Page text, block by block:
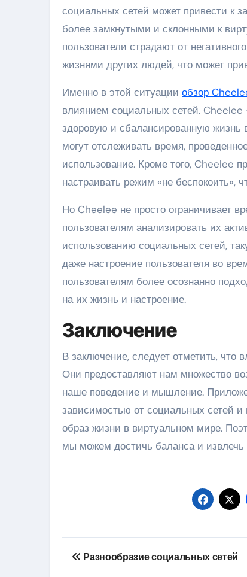
социальных сетей может привести к
более замкнутыми и склонными к
пользователи страдают от
жизнями других людей, что может
Именно в этой ситуации обзор
влиянием социальных сетей. Cheelee
здоровую и сбалансированную жизнь
могут отслеживать время,
использование. Кроме того, Cheelee
настраивать режим «не беспокоить»,
Но Cheelee не просто ограничивает
пользователям анализировать их
использованию социальных сетей,
даже настроение пользователя во
пользователям более осознанно
на их жизнь и настроение.
Заключение
В заключение, следует отметить, что
Они предоставляют нам множество
наше поведение и мышление.
зависимостью от социальных сетей и
образ жизни в виртуальном мире.
мы можем достичь баланса и
Навигация
Разнообразие социальных сетей